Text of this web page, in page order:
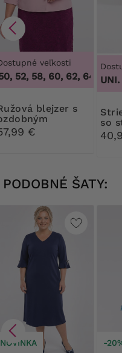
veľkosti
52, 58, 60, 62, 64 46,
s
€
UNI.
Strieborná kabelka
so
PODOBNÉ ŠATY:
NOVINKA -